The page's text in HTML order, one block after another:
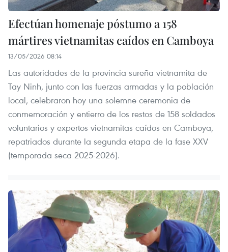
Efectúan homenaje póstumo a 158
mártires vietnamitas caídos en Camboya
13/05/2026 08:14
Las autoridades de la provincia sureña vietnamita de
Tay Ninh, junto con las fuerzas armadas y la población
local, celebraron hoy una solemne ceremonia de
conmemoración y entierro de los restos de 158 soldados
voluntarios y expertos vietnamitas caídos en Camboya,
repatriados durante la segunda etapa de la fase XXV
(temporada seca 2025-2026).